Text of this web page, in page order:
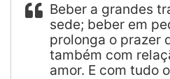
Beber a grandes
sede; beber em
prolonga o prazer
também com
amor. E com tudo